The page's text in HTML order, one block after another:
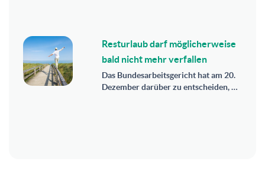
Resturlaub darf möglicherweise
bald nicht mehr verfallen
Das Bundesarbeitsgericht hat am 20.
Dezember darüber zu entscheiden, …